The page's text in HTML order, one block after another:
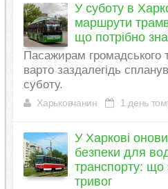
У суботу в
маршрути
що потрібно
Пасажирам громадського
варто заздалегідь
суботу.
Харьковчанин 1 день
У Харкові
безпеки для
транспорту: що
тривог